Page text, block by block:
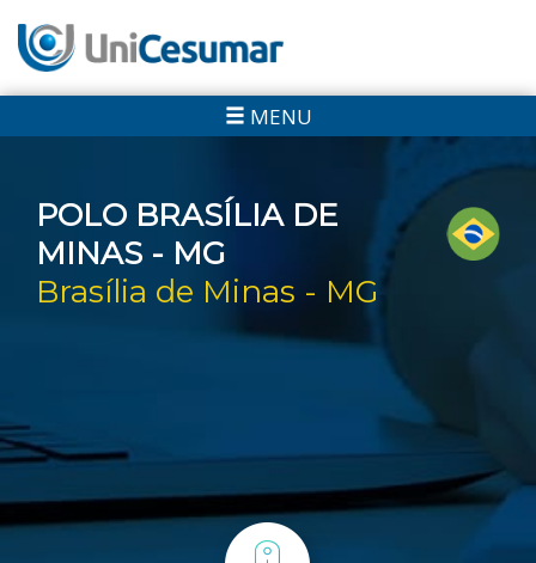
MENU
POLO BRASÍLIA DE
MINAS - MG
Brasília de Minas - MG